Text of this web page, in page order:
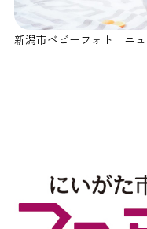
新潟市ベビーフォト ニ